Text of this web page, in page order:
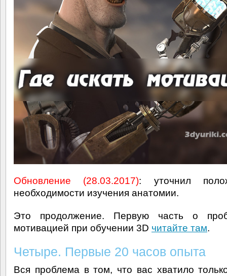
Обновление (28.03.2017): уточнил
необходимости изучения анатомии.
Это продолжение. Первую часть о
мотивацией при обучении 3D читайте там.
Четыре. Первые 20 часов опыта
Вся проблема в том, что вас хватило